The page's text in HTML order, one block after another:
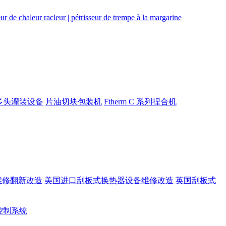
头灌装设备 片油切块包装机 Ftherm C 系列捏合机
修翻新改造 美国进口刮板式换热器设备维修改造 英国刮板式
制系统